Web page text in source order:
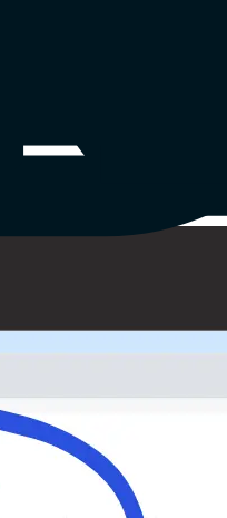
をカスタマ
な方法で、あなた自身
んできます。mmhmm
テンツに焦点を当てま